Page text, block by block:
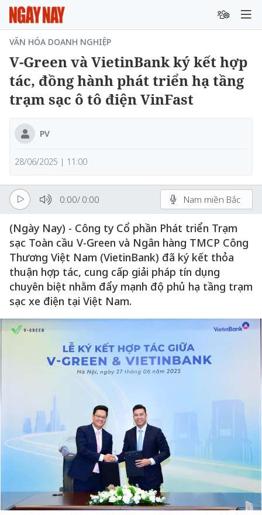
VĂN HÓA DOANH NGHIỆP
V-Green và VietinBank ký kết hợp
tác, đồng hành phát triển hạ tầng
trạm sạc ô tô điện VinFast
PV
28/06/2025 | 11:00
0:00/ 0:00 Nam miền Bắc
(Ngày Nay) - Công ty Cổ phần Phát triển Trạm
sạc Toàn cầu V-Green và Ngân hàng TMCP Công
Thương Việt Nam (VietinBank) đã ký kết thỏa
thuận hợp tác, cung cấp giải pháp tín dụng
chuyên biệt nhằm đẩy mạnh độ phủ hạ tầng trạm
sạc xe điện tại Việt Nam.